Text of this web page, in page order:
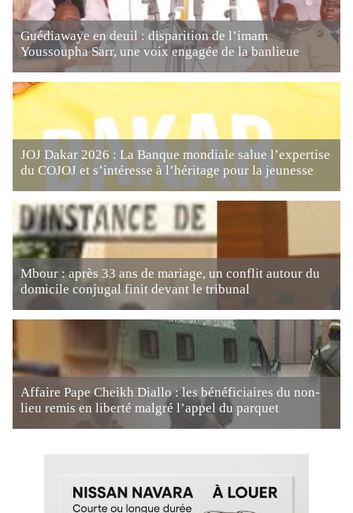
Guédiawaye en deuil : disparition de l’imam
Youssoupha Sarr, une voix engagée de la banlieue
JOJ Dakar 2026 : La Banque mondiale salue l’expertise
du COJOJ et s’intéresse à l’héritage pour la jeunesse
Mbour : après 33 ans de mariage, un conflit autour du
domicile conjugal finit devant le tribunal
Affaire Pape Cheikh Diallo : les bénéficiaires du non-
lieu remis en liberté malgré l’appel du parquet